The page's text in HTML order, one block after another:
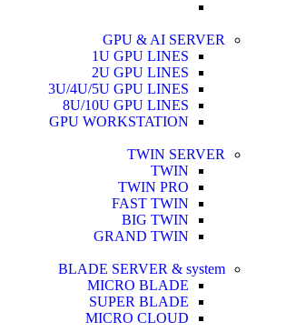
GPU & AI SERVER
1U GPU LINES
2U GPU LINES
3U/4U/5U GPU LINES
8U/10U GPU LINES
GPU WORKSTATION
TWIN SERVER
TWIN
TWIN PRO
FAST TWIN
BIG TWIN
GRAND TWIN
BLADE SERVER & system
MICRO BLADE
SUPER BLADE
MICRO CLOUD